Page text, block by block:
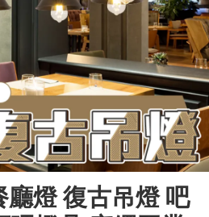
廳燈 復古吊燈 吧